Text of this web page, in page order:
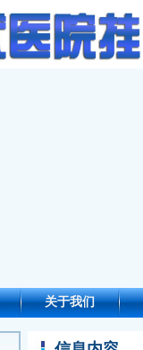
关于我们